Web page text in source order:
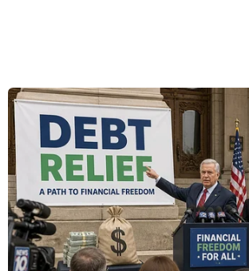
Long Châu Sa ( nay là thành phố
Đồng Tháp) nói riêng rời quê
ra miền Bắc theo tinh thần Hiệp
nên thuộc Di tích Lịch sử Lưu
Địa điểm Tập kết ra Bắc, chuyển
tại Cao Lãnh thực sự là một mốc
sử dân tộc; là dấu mốc quan
đấu tranh cách mạng của Đảng